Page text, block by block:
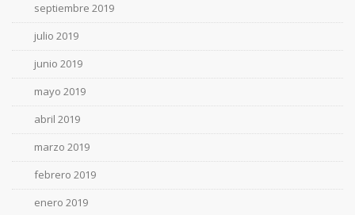
septiembre 2019
julio 2019
junio 2019
mayo 2019
abril 2019
marzo 2019
febrero 2019
enero 2019